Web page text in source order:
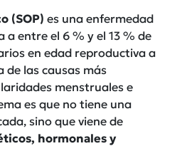
(SOP) es una enfermedad
entre el 6 % y el 13 % de
en edad reproductiva a
de las causas más
menstruales e
es que no tiene una
sino que viene de
hormonales y